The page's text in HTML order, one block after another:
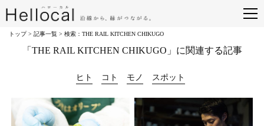
トップ> 記事一覧 > 検索：THE RAIL KITCHEN CHIKUGO
「THE RAIL KITCHEN CHIKUGO」に関連する記事
ヒト コト モノ スポット